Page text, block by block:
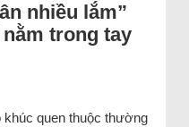
nhiều lắm”
trong tay
khúc quen thuộc thường